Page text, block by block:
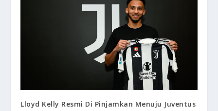
Lloyd Kelly Resmi Di Pinjamkan Menuju Juventus